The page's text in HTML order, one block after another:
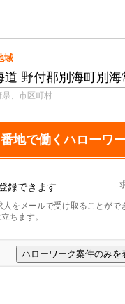
域
、市区町村
地で働くハローワ
録できます
をメールで受け取ることがで
ちます。